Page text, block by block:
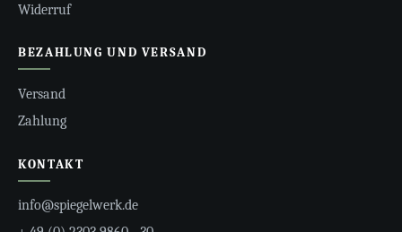
Widerruf
BEZAHLUNG UND VERSAND
Versand
Zahlung
KONTAKT
info@spiegelwerk.de